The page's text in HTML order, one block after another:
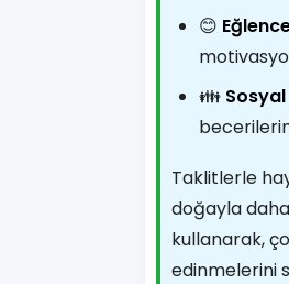
😊
👪
Taklitlerle
doğayla
kullanarak,
edinmelerini